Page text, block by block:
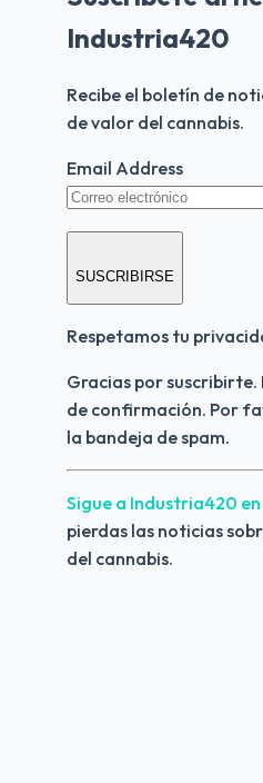
Industria420
Recibe el boletín de
de valor del cannabis.
Email Address
SUSCRIBIRSE
Respetamos tu
Gracias por suscribirte.
de confirmación. Por
la bandeja de spam.
Sigue a Industria420
pierdas las noticias
del cannabis.